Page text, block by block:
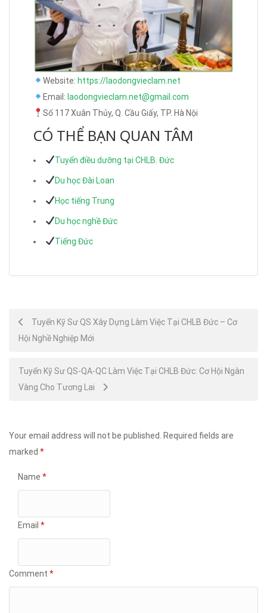
Website: https://laodongvieclam.net
Email: laodongvieclam.net@gmail.com
Số 117 Xuân Thủy, Q. Cầu Giấy, TP. Hà Nội
CÓ THỂ BẠN QUAN TÂM
Tuyển điều dưỡng tại CHLB. Đức
Du học Đài Loan
Học tiếng Trung
Du học nghề Đức
Tiếng Đức
Post
navigation
Tuyển Kỹ Sư QS Xây Dựng Làm Việc Tại CHLB Đức – Cơ
Hội Nghề Nghiệp Mới
Tuyển Kỹ Sư QS-QA-QC Làm Việc Tại CHLB Đức: Cơ Hội Ngàn
Vàng Cho Tương Lai
Your email address will not be published. Required fields are
marked *
Name *
Email *
Comment *